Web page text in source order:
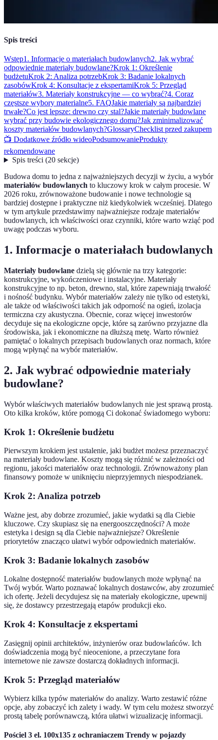
Spis treści
Wstęp1. Informacje o materiałach budowlanych2. Jak wybrać
odpowiednie materiały budowlane?Krok 1: Określenie
budżetuKrok 2: Analiza potrzebKrok 3: Badanie lokalnych
zasobówKrok 4: Konsultacje z ekspertamiKrok 5: Przegląd
materiałów3. Materiały konstrukcyjne — co wybrać?4. Coraz
częstsze wybory materialne5. FAQJakie materiały są najbardziej
trwałe?Co jest lepsze: drewno czy stal?Jakie materiały budowlane
wybrać przy budowie ekologicznego domu?Jak zminimalizować
koszty materiałów budowlanych?GlossaryChecklist przed zakupem
📺 Dodatkowe źródło wideoPodsumowanieProdukty
rekomendowane
Spis treści(20 sekcje)
Budowa domu to jedna z najważniejszych decyzji w życiu, a wybór
materiałów budowlanych to kluczowy krok w całym procesie. W
2026 roku, zrównoważone budowanie i nowe technologie są
bardziej dostępne i praktyczne niż kiedykolwiek wcześniej. Dlatego
w tym artykule przedstawimy najważniejsze rodzaje materiałów
budowlanych, ich właściwości oraz czynniki, które warto wziąć pod
uwagę podczas wyboru.
1. Informacje o materiałach budowlanych
Materiały budowlane dzielą się głównie na trzy kategorie:
konstrukcyjne, wykończeniowe i instalacyjne. Materiały
konstrukcyjne to np. beton, drewno, stal, które zapewniają trwałość
i nośność budynku. Wybór materiałów zależy nie tylko od estetyki,
ale także od właściwości takich jak odporność na ogień, izolacja
termiczna czy akustyczna. Obecnie, coraz więcej inwestorów
decyduje się na ekologiczne opcje, które są zarówno przyjazne dla
środowiska, jak i ekonomiczne na dłuższą metę. Warto również
pamiętać o lokalnych przepisach budowlanych oraz normach, które
mogą wpłynąć na wybór materiałów.
2. Jak wybrać odpowiednie materiały
budowlane?
Wybór właściwych materiałów budowlanych nie jest sprawą prostą.
Oto kilka kroków, które pomogą Ci dokonać świadomego wyboru:
Krok 1: Określenie budżetu
Pierwszym krokiem jest ustalenie, jaki budżet możesz przeznaczyć
na materiały budowlane. Koszty mogą się różnić w zależności od
regionu, jakości materiałów oraz technologii. Zrównoważony plan
finansowy pomoże w uniknięciu nieprzyjemnych niespodzianek.
Krok 2: Analiza potrzeb
Ważne jest, aby dobrze zrozumieć, jakie wydatki są dla Ciebie
kluczowe. Czy skupiasz się na energooszczędności? A może
estetyka i design są dla Ciebie najważniejsze? Określenie
priorytetów znacząco ułatwi wybór odpowiednich materiałów.
Krok 3: Badanie lokalnych zasobów
Lokalne dostępność materiałów budowlanych może wpłynąć na
Twój wybór. Warto poznawać lokalnych dostawców, aby zrozumieć
ich ofertę. Jeżeli decydujesz się na materiały ekologiczne, upewnij
się, że dostawcy przestrzegają etapów produkcji eko.
Krok 4: Konsultacje z ekspertami
Zasięgnij opinii architektów, inżynierów oraz budowlańców. Ich
doświadczenia mogą być nieocenione, a przeczytane fora
internetowe nie zawsze dostarczą dokładnych informacji.
Krok 5: Przegląd materiałów
Wybierz kilka typów materiałów do analizy. Warto zestawić różne
opcje, aby zobaczyć ich zalety i wady. W tym celu możesz stworzyć
prostą tabelę porównawczą, która ułatwi wizualizację informacji.
Pościel 3 el. 100x135 z ochraniaczem Trendy w pojazdy